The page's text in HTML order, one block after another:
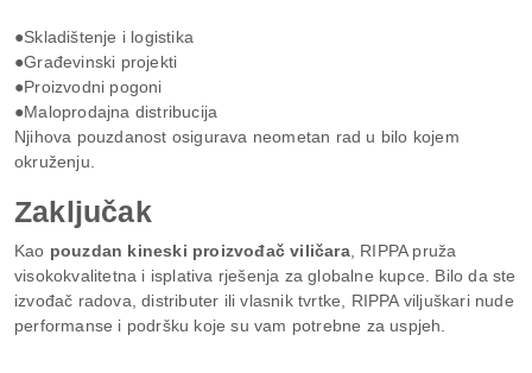
●Skladištenje i logistika
●Građevinski projekti
●Proizvodni pogoni
●Maloprodajna distribucija
Njihova pouzdanost osigurava neometan rad u bilo kojem
okruženju.
Zaključak
Kao pouzdan kineski proizvođač viličara, RIPPA pruža
visokokvalitetna i isplativa rješenja za globalne kupce. Bilo da ste
izvođač radova, distributer ili vlasnik tvrtke, RIPPA viljuškari nude
performanse i podršku koje su vam potrebne za uspjeh.